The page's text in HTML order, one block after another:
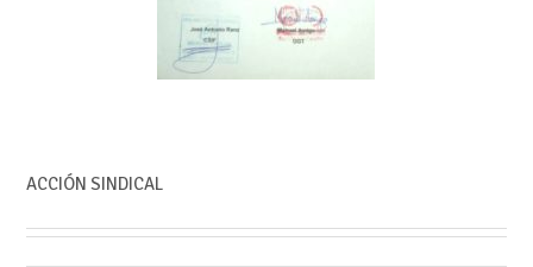
ACCIÓN SINDICAL